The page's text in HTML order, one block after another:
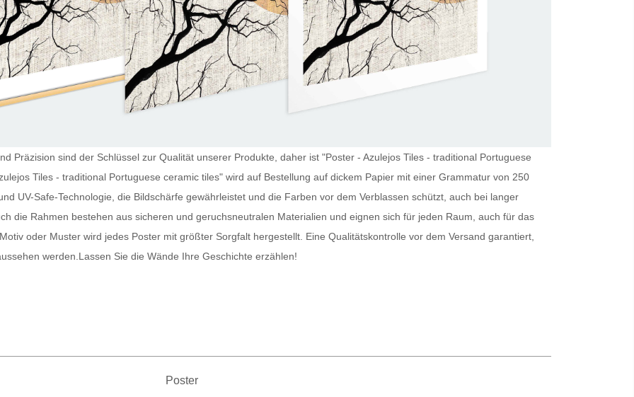
Präzision sind der Schlüssel zur Qualität unserer Produkte, daher ist "Poster - Azulejos Tiles - traditional Portuguese
Tiles - traditional Portuguese ceramic tiles" wird auf Bestellung auf dickem Papier mit einer Grammatur von 250
UV-Safe-Technologie, die Bildschärfe gewährleistet und die Farben vor dem Verblassen schützt, auch bei langer
die Rahmen bestehen aus sicheren und geruchsneutralen Materialien und eignen sich für jeden Raum, auch für das
oder Muster wird jedes Poster mit größter Sorgfalt hergestellt. Eine Qualitätskontrolle vor dem Versand garantiert,
werden. Lassen Sie die Wände Ihre Geschichte erzählen!
Poster